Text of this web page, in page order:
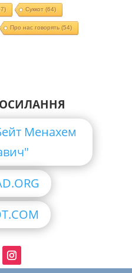
Суккот (64)
Про нас говорять(54)
Менахем